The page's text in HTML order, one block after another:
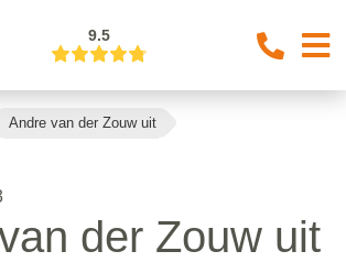
9.5
Andre van der Zouw uit
der Zouw uit